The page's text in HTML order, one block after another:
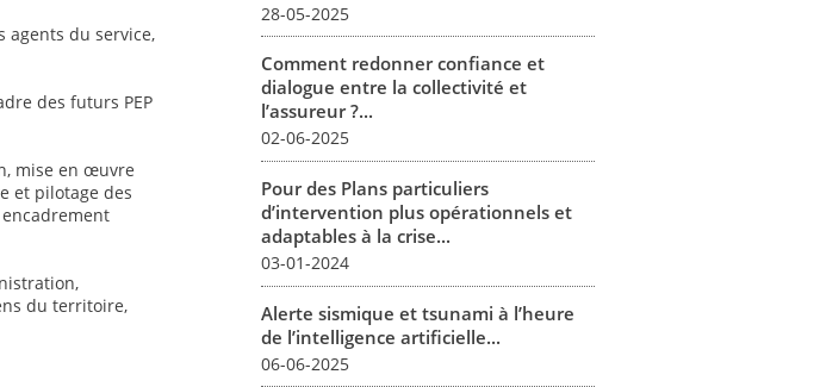
agents du service,
des futurs PEP
mise en œuvre
et pilotage des
du territoire,
28-05-2025
Comment redonner confiance et
dialogue entre la collectivité et
l’assureur ?...
02-06-2025
Pour des Plans particuliers
d’intervention plus opérationnels et
adaptables à la crise...
03-01-2024
Alerte sismique et tsunami à l’heure
de l’intelligence artificielle...
06-06-2025